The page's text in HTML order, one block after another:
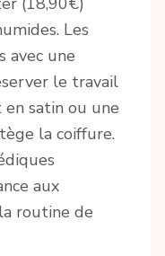
Les
avec une
le travail
satin ou une
la coiffure.
aux
routine de